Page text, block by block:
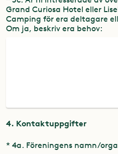
Grand Curiosa Hotel eller
Camping för era deltagare
Om ja, beskriv era behov:
4. Kontaktuppgifter
* 4a. Föreningens namn/